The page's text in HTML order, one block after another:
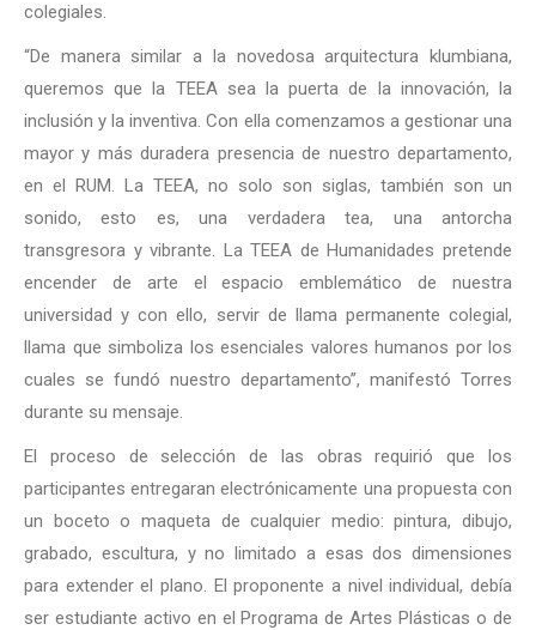
colegiales.
“De manera similar a la novedosa arquitectura klumbiana,
queremos que la TEEA sea la puerta de la innovación, la
inclusión y la inventiva. Con ella comenzamos a gestionar una
mayor y más duradera presencia de nuestro departamento,
en el RUM. La TEEA, no solo son siglas, también son un
sonido, esto es, una verdadera tea, una antorcha
transgresora y vibrante. La TEEA de Humanidades pretende
encender de arte el espacio emblemático de nuestra
universidad y con ello, servir de llama permanente colegial,
llama que simboliza los esenciales valores humanos por los
cuales se fundó nuestro departamento”, manifestó Torres
durante su mensaje.
El proceso de selección de las obras requirió que los
participantes entregaran electrónicamente una propuesta con
un boceto o maqueta de cualquier medio:pintura, dibujo,
grabado, escultura, y no limitado a esas dos dimensiones
para extender el plano. El proponente a nivel individual, debía
ser estudiante activo en el Programa de Artes Plásticas o de